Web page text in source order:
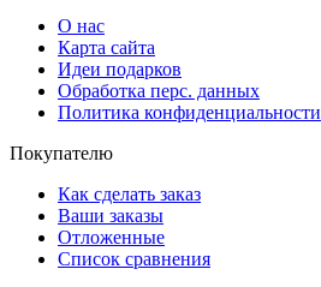
О нас
Карта сайта
Идеи подарков
Обработка перс. данных
Политика конфиденциальности
Покупателю
Как сделать заказ
Ваши заказы
Отложенные
Список сравнения